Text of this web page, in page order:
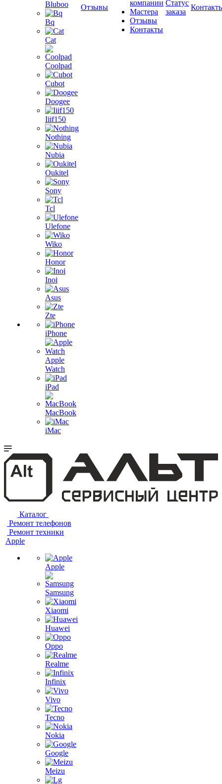
Bluboo
Bq
Cat
Coolpad
Cubot
Doogee
Iiif150
Nothing
Nubia
Oukitel
Sony
Tcl
Ulefone
Wiko
Honor
Inoi
Asus
Zte
iPhone
Apple
Watch
iPad
MacBook
iMac
Отзывы
компании
Мастера
Отзывы
Контакты
Статус
заказа
Каталог
Ремонт телефонов
Ремонт техники
Apple
Apple
Samsung
Xiaomi
Huawei
Oppo
Realme
Infinix
Vivo
Tecno
Nokia
Google
Meizu